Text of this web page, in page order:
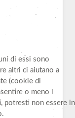
di essi sono
altri ci aiutano a
(cookie di
o meno i
potresti non essere in